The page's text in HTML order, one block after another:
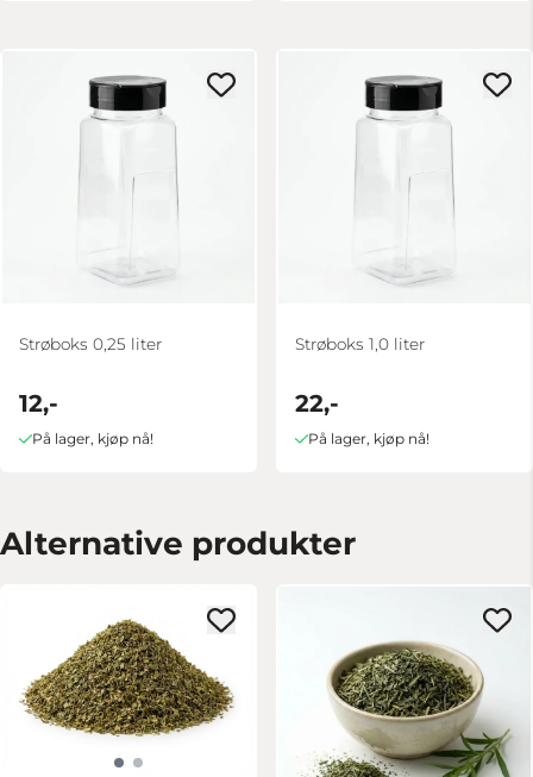
Strøboks 0,25 liter
12,-
På lager, kjøp nå!
Strøboks 1,0 liter
22,-
På lager, kjøp nå!
Alternative produkter